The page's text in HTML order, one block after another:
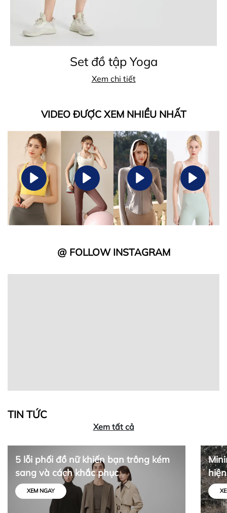
Set đồ tập Yoga
Xem chi tiết
VIDEO ĐƯỢC XEM NHIỀU NHẤT
@ FOLLOW INSTAGRAM
TIN TỨC
Xem tất cả
5 lỗi phối đồ nữ khiến bạn trông kém
sang và cách khắc phục
XEM NGAY
tối